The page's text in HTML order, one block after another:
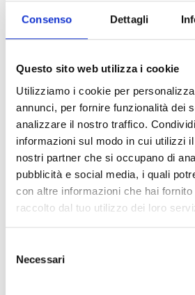
Consenso Dettagli
Questo sito web utilizza i cookie
Utilizziamo i cookie per
annunci, per fornire funzionalità dei
analizzare il nostro traffico.
informazioni sul modo in cui utilizzi
nostri partner che si occupano di
pubblicità e social media, i quali
con altre informazioni che hai
raccolto dal tuo utilizzo dei loro
delNecessari
Gehäuse öffnen zu müssen.
eine fortschrittliche und
den Brandschutz in
Industrieanwendungen. Bei der
Gasmelders müssen neben der
Gehäuseausführung auch die
Sensortechnologie sowie die
Ausgangsschnittstelle
Nachfolgend ist der Aufbau der
schematisch dargestellt.